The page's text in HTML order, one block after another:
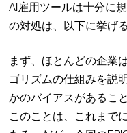
AI雇用ツールは十分に
の対処は、以下に挙げ
まず、ほとんどの企業
ゴリズムの仕組みを説
かのバイアスがあるこ
このことは、これまで